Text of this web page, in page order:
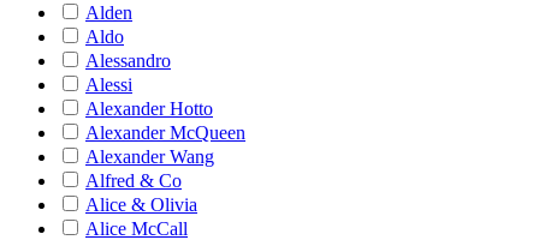
Alden
Aldo
Alessandro
Alessi
Alexander Hotto
Alexander McQueen
Alexander Wang
Alfred & Co
Alice & Olivia
Alice McCall